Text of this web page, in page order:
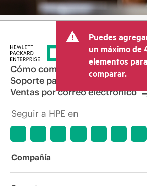
Puedes
un máximo de
elementos para
comparar.
Cómo comprar
Soporte para productos
Ventas por correo electrónico
Seguir a HPE en
Compañía
Acerca de HPE